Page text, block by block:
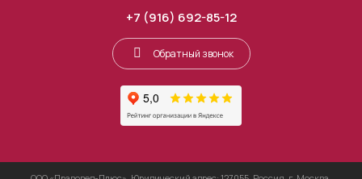
+7 (916) 692-85-12
Обратный звонок